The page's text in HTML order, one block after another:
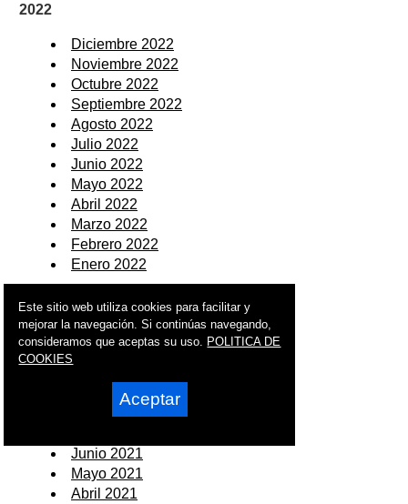
2022
Diciembre 2022
Noviembre 2022
Octubre 2022
Septiembre 2022
Agosto 2022
Julio 2022
Junio 2022
Mayo 2022
Abril 2022
Marzo 2022
Febrero 2022
Enero 2022
2021
Diciembre 2021
Noviembre 2021
Septiembre 2021
Agosto 2021
Junio 2021
Mayo 2021
Abril 2021
Este sitio web utiliza cookies para facilitar y
mejorar la navegación. Si continúas navegando,
consideramos que aceptas su uso. POLITICA DE
COOKIES
Aceptar